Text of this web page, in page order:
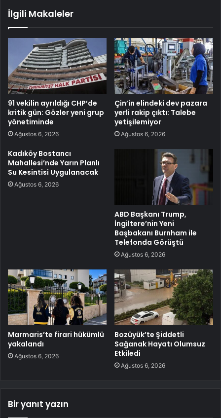
İlgili Makaleler
91 vekilin ayrıldığı CHP’de
kritik gün: Gözler yeni grup
yönetiminde
Ağustos 6, 2026
Çin’in elindeki dev pazara
yerli rakip çıktı: Talebe
yetişilemiyor
Ağustos 6, 2026
Kadıköy Bostancı
Mahallesi’nde Yarın Planlı
Su Kesintisi Uygulanacak
Ağustos 6, 2026
ABD Başkanı Trump,
İngiltere’nin Yeni
Başbakanı Burnham ile
Telefonda Görüştü
Ağustos 6, 2026
Marmaris’te firari hükümlü
yakalandı
Ağustos 6, 2026
Bozüyük’te Şiddetli
Sağanak Hayatı Olumsuz
Etkiledi
Ağustos 6, 2026
Bir yanıt yazın